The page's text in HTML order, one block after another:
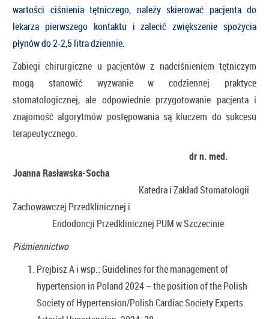
wartości ciśnienia tętniczego, należy skierować pacjenta do
lekarza pierwszego kontaktu i zalecić zwiększenie spożycia
płynów do 2-2,5 litra dziennie.
Zabiegi chirurgiczne u pacjentów z nadciśnieniem tętniczym
mogą stanowić wyzwanie w codziennej praktyce
stomatologicznej, ale odpowiednie przygotowanie pacjenta i
znajomość algorytmów postępowania są kluczem do sukcesu
terapeutycznego.
dr n. med.
Joanna Rasławska-Socha
Katedra i Zakład Stomatologii
Zachowawczej Przedklinicznej i
Endodoncji Przedklinicznej PUM w Szczecinie
Piśmiennictwo
Prejbisz A i wsp.: Guidelines for the management of
hypertension in Poland 2024 – the position of the Polish
Society of Hypertension/Polish Cardiac Society Experts.